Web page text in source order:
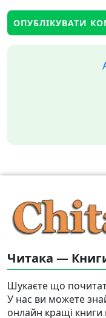
Читака —
Шукаєте що
У нас ви можете
онлайн кращі